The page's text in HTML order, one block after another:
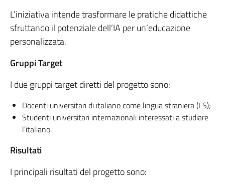
L’iniziativa intende trasformare le pratiche didattiche
sfruttando il potenziale dell’IA per un’educazione
personalizzata.
Gruppi Target
I due gruppi target diretti del progetto sono:
Docenti universitari di italiano come lingua straniera (LS);
Studenti universitari internazionali interessati a studiare
l’italiano.
Risultati
I principali risultati del progetto sono: